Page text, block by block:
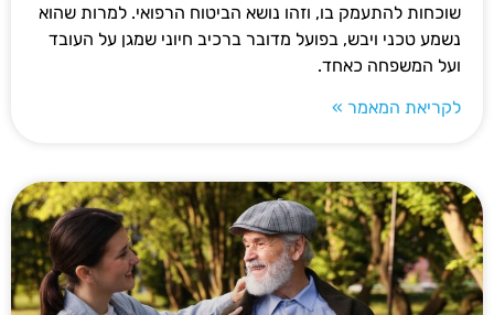
שוכחות להתעמק בו, וזהו נושא הביטוח הרפואי. למרות שהוא
נשמע טכני ויבש, בפועל מדובר ברכיב חיוני שמגן על העובד
ועל המשפחה כאחד.
לקריאת המאמר »